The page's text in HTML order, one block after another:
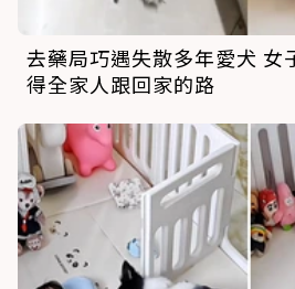
去藥局巧遇失散多年愛犬 女
得全家人跟回家的路